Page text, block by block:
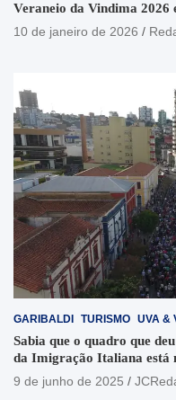
Veraneio da Vindima 2026
10 de janeiro de 2026
GARIBALDI TURISMO UVA &
Sabia que o quadro que
da Imigração Italiana está
9 de junho de 2025